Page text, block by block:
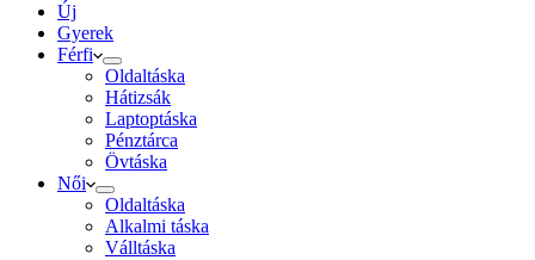
Új
Gyerek
Férfi
Oldaltáska
Hátizsák
Laptoptáska
Pénztárca
Övtáska
Női
Oldaltáska
Alkalmi táska
Válltáska